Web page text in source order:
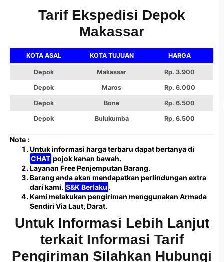
Tarif Ekspedisi Depok
Makassar
KOTA ASAL KOTA TUJUAN HARGA
Depok Makassar Rp. 3.900
Depok Maros Rp. 6.000
Depok Bone Rp. 6.500
Depok Bulukumba Rp. 6.500
Note :
Untuk informasi harga terbaru dapat bertanya di
CHAT pojok kanan bawah.
Layanan Free Penjemputan Barang.
Barang anda akan mendapatkan perlindungan extra
dari kami. S&K Berlaku .
Kami melakukan pengiriman menggunakan Armada
Sendiri Via Laut, Darat.
Untuk Informasi Lebih Lanjut
terkait Informasi Tarif
Pengiriman Silahkan Hubungi